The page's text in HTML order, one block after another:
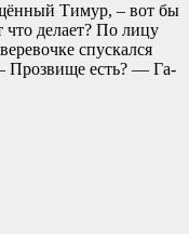
Тимур, – вот бы
что делает? По лицу
спускался
есть? — Га-